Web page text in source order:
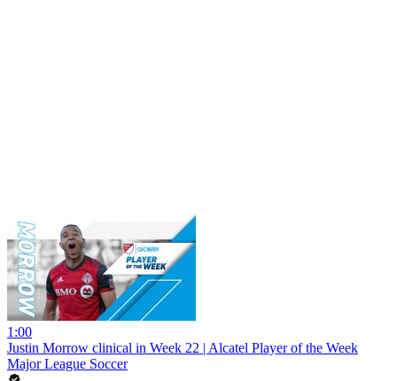
1:00
Justin Morrow clinical in Week 22 | Alcatel Player of the Week
Major League Soccer